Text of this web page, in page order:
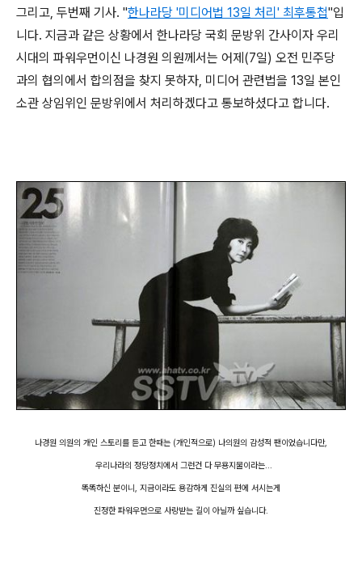
그리고, 두번째 기사. "한나라당 '미디어법 13일 처리' 최후통첩"입
니다. 지금과 같은 상황에서 한나라당 국회 문방위 간사이자 우리
시대의 파워우먼이신 나경원 의원께서는 어제(7일) 오전 민주당
과의 협의에서 합의점을 찾지 못하자, 미디어 관련법을 13일 본인
소관 상임위인 문방위에서 처리하겠다고 통보하셨다고 합니다.
나경원 의원의 개인 스토리를 듣고 한때는 (개인적으로) 나의원의 감성적 팬이었습니다만,
우리나라의 정당정치에서 그런건 다 무용지물이라는...
똑똑하신 분이니, 지금이라도 용감하게 진실의 편에 서시는게
진정한 파워우먼으로 사랑받는 길이 아닐까 싶습니다.